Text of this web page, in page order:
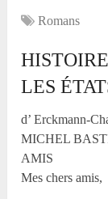
Romans
LES
d’ Erckmann-
MICHEL
AMIS
Mes chers amis,